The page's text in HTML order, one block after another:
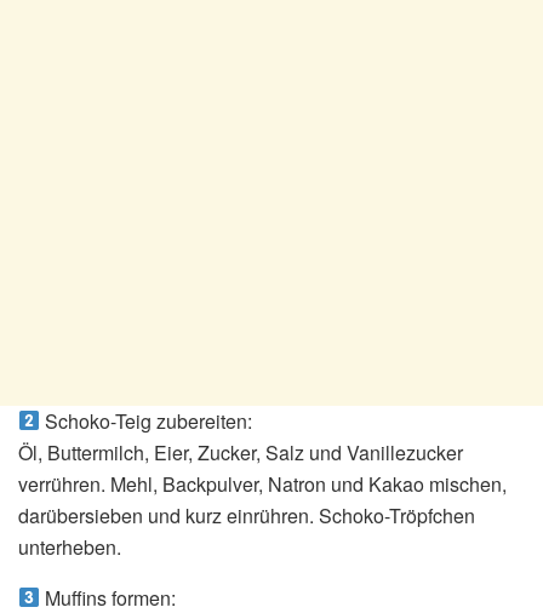
Schoko-Teig zubereiten:
Öl, Buttermilch, Eier, Zucker, Salz und Vanillezucker
verrühren. Mehl, Backpulver, Natron und Kakao mischen,
darübersieben und kurz einrühren. Schoko-Tröpfchen
unterheben.
Muffins formen: